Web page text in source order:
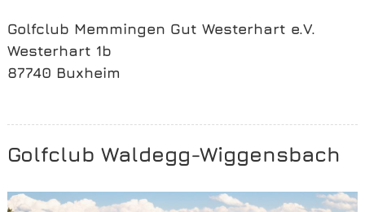
Golfclub Memmingen Gut Westerhart e.V.
Westerhart 1b
87740 Buxheim
Golfclub Waldegg-Wiggensbach